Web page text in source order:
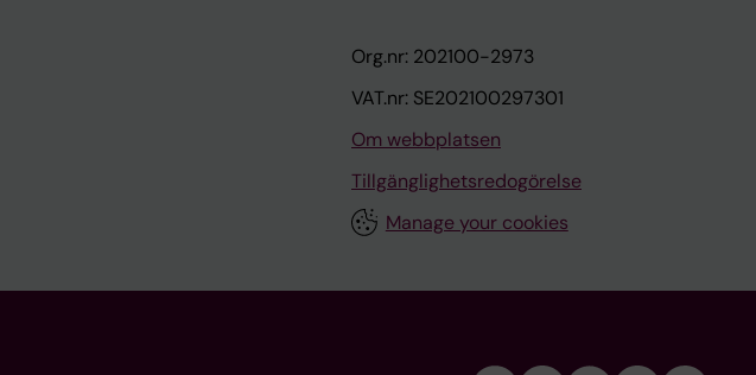
Org.nr: 202100-2973
VAT.nr: SE202100297301
Om webbplatsen
Tillgänglighetsredogörelse
Manage your cookies